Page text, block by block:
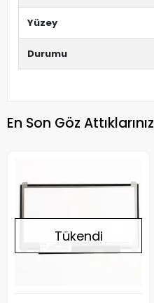
Yüzey
Durumu
En Son Göz Attıklarınız
Tükendi